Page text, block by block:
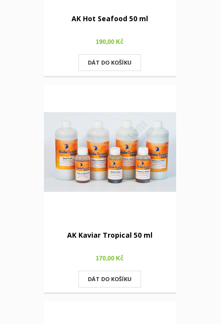
AK Hot Seafood 50 ml
190,00 Kč
DÁT DO KOŠÍKU
AK Kaviar Tropical 50 ml
170,00 Kč
DÁT DO KOŠÍKU